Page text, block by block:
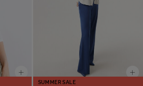
SUMMER SALE